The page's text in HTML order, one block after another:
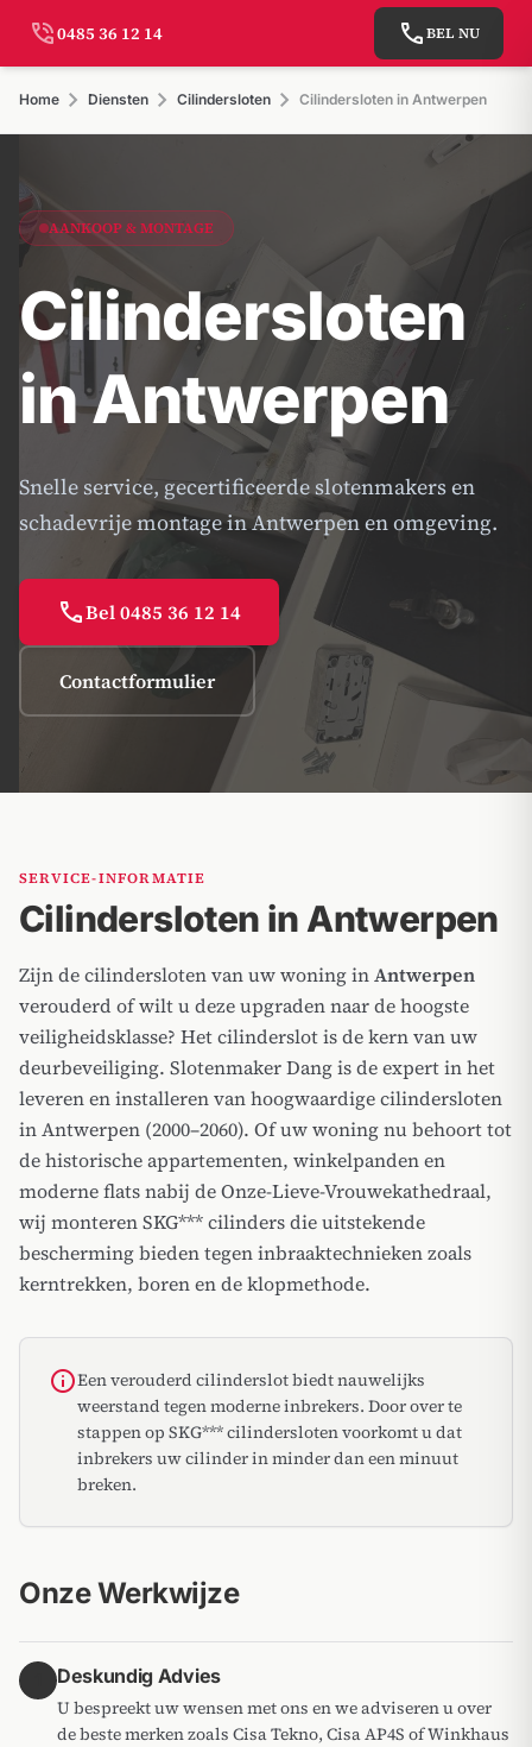
phone_in_talk0485 36 12 14 callBEL NU
Home chevron_right Diensten chevron_right Cilindersloten chevron_right Cilindersloten in Antwerpen
AANKOOP & MONTAGE
Cilindersloten
in Antwerpen
Snelle service, gecertificeerde slotenmakers en
schadevrije montage in Antwerpen en omgeving.
callBel 0485 36 12 14
Contactformulier
SERVICE-INFORMATIE
Cilindersloten in Antwerpen
Zijn de cilindersloten van uw woning inAntwerpen
verouderd of wilt u deze upgraden naar de hoogste
veiligheidsklasse? Het cilinderslot is de kern van uw
deurbeveiliging. Slotenmaker Dang is de expert in het
leveren en installeren van hoogwaardige cilindersloten
in Antwerpen (2000–2060). Of uw woning nu behoort tot
de historische appartementen, winkelpanden en
moderne flats nabij de Onze-Lieve-Vrouwekathedraal,
wij monteren SKG*** cilinders die uitstekende
bescherming bieden tegen inbraaktechnieken zoals
kerntrekken, boren en de klopmethode.
infoEen verouderd cilinderslot biedt nauwelijks
weerstand tegen moderne inbrekers. Door over te
stappen op SKG*** cilindersloten voorkomt u dat
inbrekers uw cilinder in minder dan een minuut
breken.
Onze Werkwijze
Deskundig Advies
U bespreekt uw wensen met ons en we adviseren u over
de beste merken zoals Cisa Tekno, Cisa AP4S of Winkhaus